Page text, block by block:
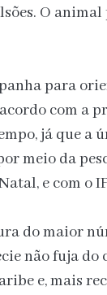
O
para
com a
já que a
meio da
e com o
do maior
não fuja
e, mais